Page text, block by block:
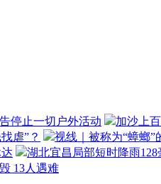
停止一切户外活动
加沙上
虐”？
视线｜被称为“蟑螂
湖北宜昌局部短时降雨
13人遇难